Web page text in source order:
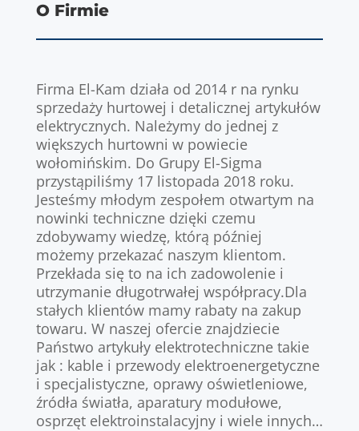
O Firmie
Firma El-Kam działa od 2014 r na rynku
sprzedaży hurtowej i detalicznej artykułów
elektrycznych. Należymy do jednej z
większych hurtowni w powiecie
wołomińskim. Do Grupy El-Sigma
przystąpiliśmy 17 listopada 2018 roku.
Jesteśmy młodym zespołem otwartym na
nowinki techniczne dzięki czemu
zdobywamy wiedzę, którą później
możemy przekazać naszym klientom.
Przekłada się to na ich zadowolenie i
utrzymanie długotrwałej współpracy.Dla
stałych klientów mamy rabaty na zakup
towaru. W naszej ofercie znajdziecie
Państwo artykuły elektrotechniczne takie
jak : kable i przewody elektroenergetyczne
i specjalistyczne, oprawy oświetleniowe,
źródła światła, aparatury modułowe,
osprzęt elektroinstalacyjny i wiele innych…